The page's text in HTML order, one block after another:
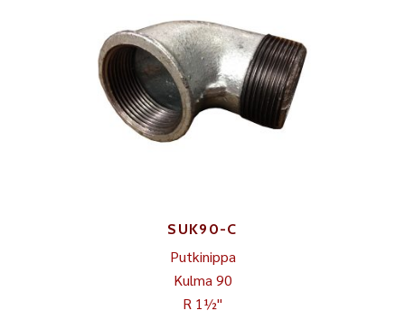
SUK90-C
Putkinippa
Kulma 90
R 1½"